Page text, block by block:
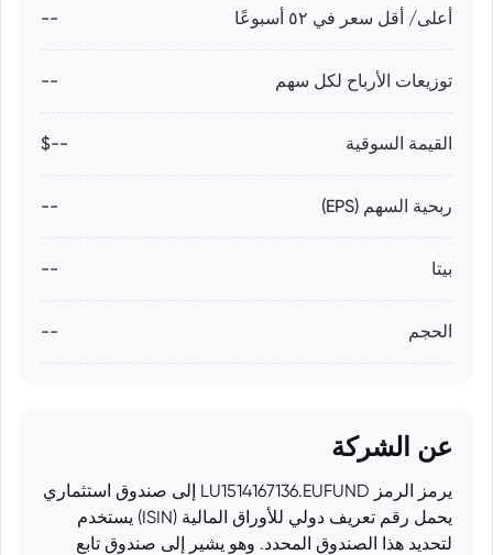
أعلى/ أقل سعر في ٥٢ أسبوعًا --
توزيعات الأرباح لكل سهم --
القيمة السوقية --$
ربحية السهم (EPS) --
بيتا --
الحجم --
عن الشركة
يرمز الرمز LU1514167136.EUFUND إلى صندوق استثماري
يحمل رقم تعريف دولي للأوراق المالية (ISIN) يستخدم
لتحديد هذا الصندوق المحدد. وهو يشير إلى صندوق تابع